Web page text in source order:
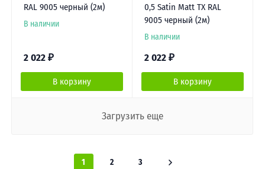
RAL 9005 черный (2м)
В наличии
2 022 ₽
В корзину
0,5 Satin Matt TX RAL
9005 черный (2м)
В наличии
2 022 ₽
В корзину
Загрузить еще
1 2 3